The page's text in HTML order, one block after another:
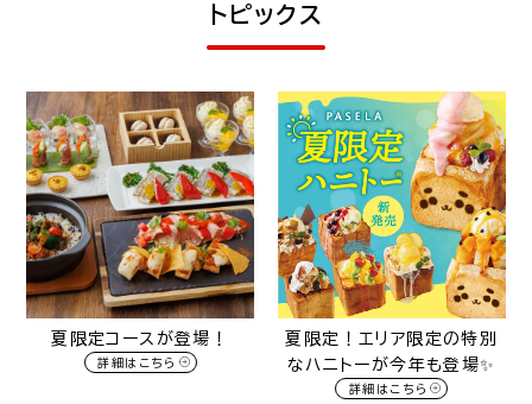
トピックス
夏限定コースが登場！
詳細はこちら
夏限定！エリア限定の特別
なハニトーが今年も登場✨️
詳細はこちら